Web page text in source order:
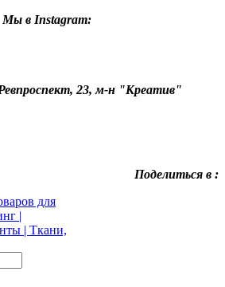
Мы в Instagram:
23, м-н "Креатив"
Поделиться в :